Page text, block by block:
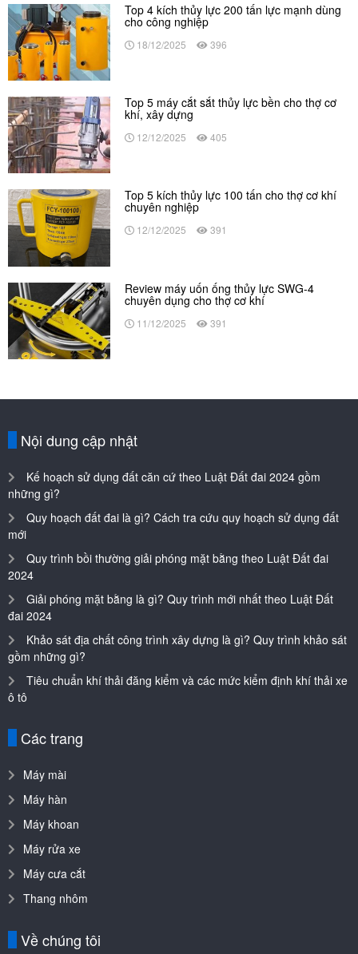
Top 4 kích thủy lực 200 tấn lực mạnh dùng
cho công nghiệp
18/12/2025 396
Top 5 máy cắt sắt thủy lực bền cho thợ cơ
khí, xây dựng
12/12/2025 405
Top 5 kích thủy lực 100 tấn cho thợ cơ khí
chuyên nghiệp
12/12/2025 391
Review máy uốn ống thủy lực SWG-4
chuyên dụng cho thợ cơ khí
11/12/2025 391
Nội dung cập nhật
Kế hoạch sử dụng đất căn cứ theo Luật Đất đai 2024 gồm
những gì?
Quy hoạch đất đai là gì? Cách tra cứu quy hoạch sử dụng đất
mới
Quy trình bồi thường giải phóng mặt bằng theo Luật Đất đai
2024
Giải phóng mặt bằng là gì? Quy trình mới nhất theo Luật Đất
đai 2024
Khảo sát địa chất công trình xây dựng là gì? Quy trình khảo sát
gồm những gì?
Tiêu chuẩn khí thải đăng kiểm và các mức kiểm định khí thải xe
ô tô
Các trang
Máy mài
Máy hàn
Máy khoan
Máy rửa xe
Máy cưa cắt
Thang nhôm
Về chúng tôi